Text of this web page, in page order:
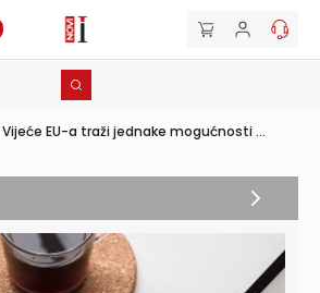
Vijeće EU-a traži jednake mogućnosti ...